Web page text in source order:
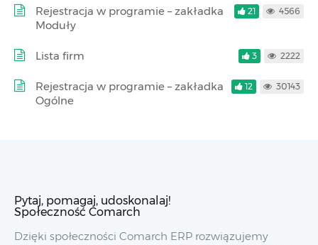
Rejestracja w programie – zakładka
Moduły
21 4566
Lista firm 3 2222
Rejestracja w programie – zakładka
Ogólne
12 30143
Pytaj, pomagaj, udoskonalaj!
Społeczność Comarch
Dzięki społeczności Comarch ERP rozwiązujemy